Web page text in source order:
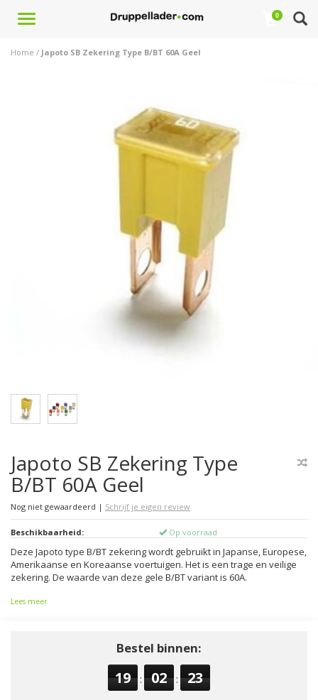
Toggle
0
Home / Japoto SB Zekering Type B/BT 60A Geel
Japoto SB Zekering Type
B/BT 60A Geel
Nog niet gewaardeerd | Schrijf je eigen review
Beschikbaarheid: Op voorraad
Deze Japoto type B/BT zekering wordt gebruikt in Japanse, Europese,
Amerikaanse en Koreaanse voertuigen. Het is een trage en veilige
zekering. De waarde van deze gele B/BT variant is 60A.
Lees meer
Bestel binnen:
19 : 02 : 23